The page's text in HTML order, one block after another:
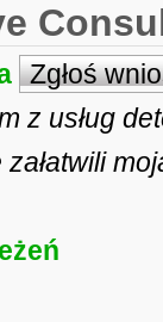
Zgłoś
z usług